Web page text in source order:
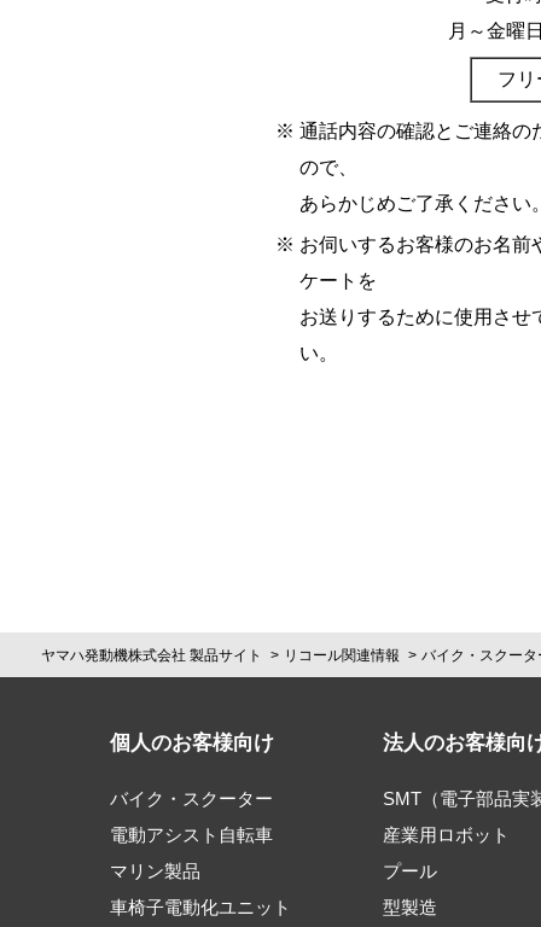
月～金曜
フリ
※ 通話内容の確認とご連絡の
ので、
あらかじめご了承ください
※ お伺いするお客様のお名前
ケートを
お送りするために使用させ
い。
ヤマハ発動機株式会社 製品サイト リコール関連情報 バイク・スクータ
個人のお客様向け
バイク・スクーター
電動アシスト自転車
マリン製品
車椅子電動化ユニット
法人のお客様向
SMT（電子部品実
産業用ロボット
プール
型製造